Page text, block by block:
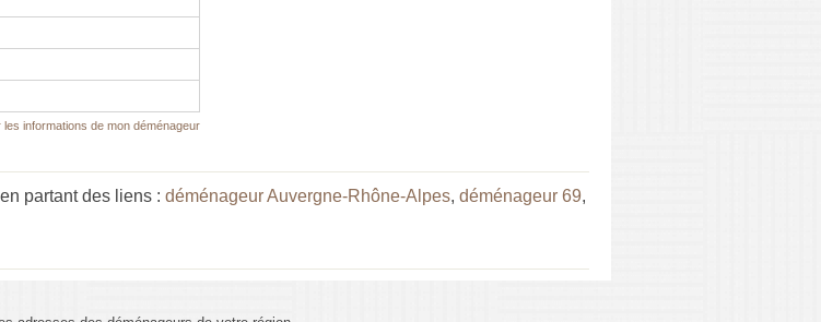
les informations de mon déménageur
partant des liens : déménageur Auvergne-Rhône-Alpes, déménageur 69,